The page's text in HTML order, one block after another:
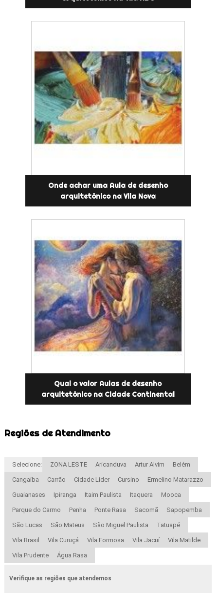
Onde achar uma Aula de desenho
arquitetônico na Vila Nova
Qual o valor Aulas de desenho
arquitetônico na Cidade Continental
Regiões de Atendimento
Selecione: ZONA LESTE Aricanduva Artur Alvim Belém
Cangaíba Carrão Cidade Líder Cursino Ermelino Matarazzo
Guaianases Ipiranga Itaim Paulista Itaquera Mooca
Parque do Carmo Penha Ponte Rasa Sacomã Sapopemba
São Lucas São Mateus São Miguel Paulista Tatuapé
Vila Brasil Vila Curuçá Vila Formosa Vila Jacuí Vila Matilde
Vila Prudente Água Rasa
Verifique as regiões que atendemos